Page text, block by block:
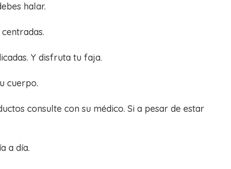
halar.
Y disfruta tu faja.
cuerpo.
consulte con su médico. Si a pesar de estar
a día.